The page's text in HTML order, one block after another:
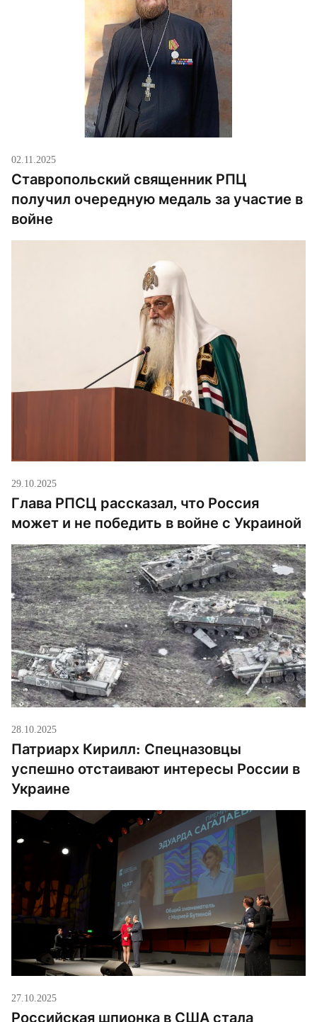
02.11.2025
Ставропольский священник РПЦ
получил очередную медаль за участие в
войне
29.10.2025
Глава РПСЦ рассказал, что Россия
может и не победить в войне с Украиной
28.10.2025
Патриарх Кирилл: Спецназовцы
успешно отстаивают интересы России в
Украине
27.10.2025
Российская шпионка в США стала